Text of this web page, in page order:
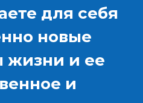
для себя
новые
жизни и ее
и